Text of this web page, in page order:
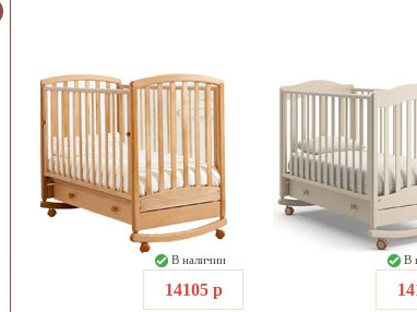
В наличии
14105 р
В